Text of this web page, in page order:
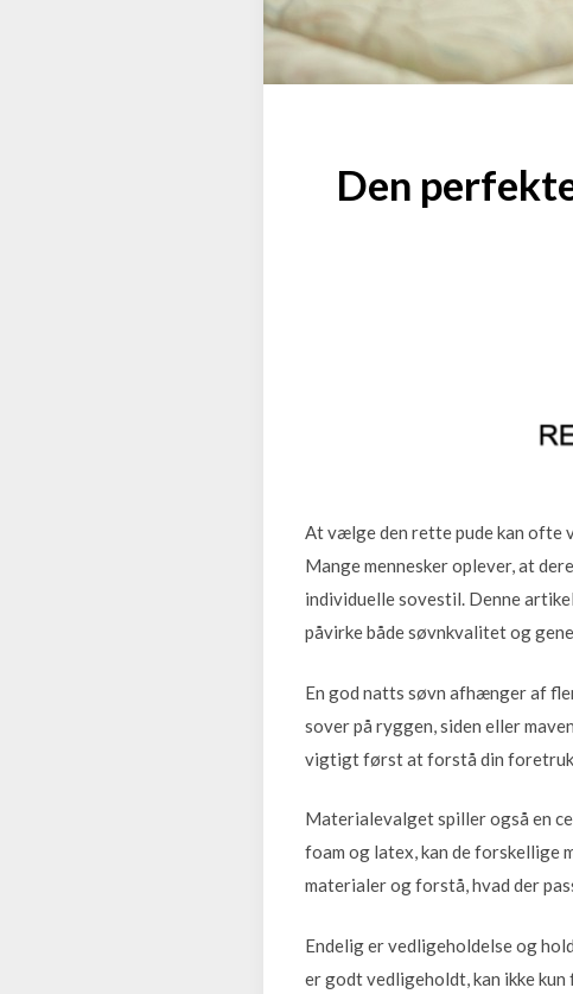
Den
At vælge den rette pude kan ofte
Mange mennesker oplever, at
individuelle sovestil. Denne
påvirke både søvnkvalitet og
En god natts søvn afhænger af
sover på ryggen, siden eller
vigtigt først at forstå din
Materialevalget spiller også en
foam og latex, kan de forskellige
materialer og forstå, hvad der
Endelig er vedligeholdelse og
er godt vedligeholdt, kan ikke